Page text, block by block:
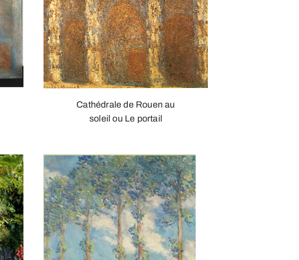
Cathédrale de Rouen au
soleil ou Le portail